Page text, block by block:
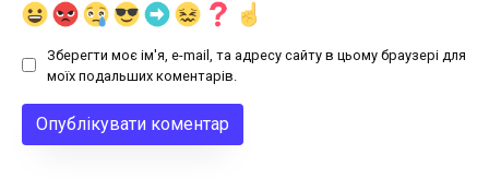
Зберегти моє ім'я, e-mail, та адресу сайту в цьому браузері для
моїх подальших коментарів.